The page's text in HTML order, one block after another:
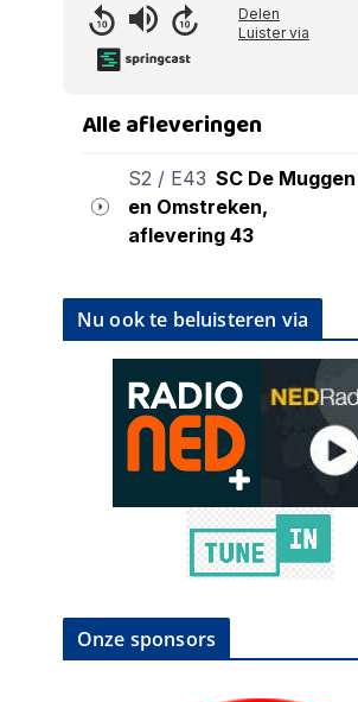
Nu ook te beluisteren via
Onze sponsors